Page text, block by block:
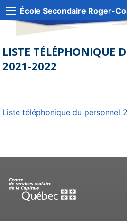
École Secondaire Roger-
LISTE TÉLÉPHONIQUE
2021-2022
Liste téléphonique du personnel